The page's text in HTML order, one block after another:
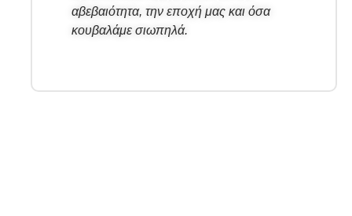
αβεβαιότητα, την εποχή μας και όσα
κουβαλάμε σιωπηλά.